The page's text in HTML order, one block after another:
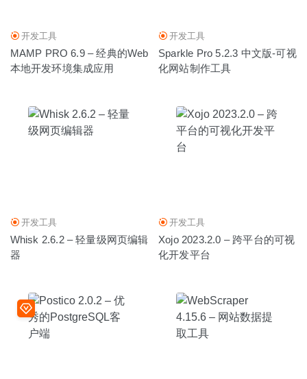
开发工具
MAMP PRO 6.9 – 经典的Web
本地开发环境集成应用
开发工具
Sparkle Pro 5.2.3 中文版-可视
化网站制作工具
开发工具
Whisk 2.6.2 – 轻量级网页编辑
器
开发工具
Xojo 2023.2.0 – 跨平台的可视
化开发平台